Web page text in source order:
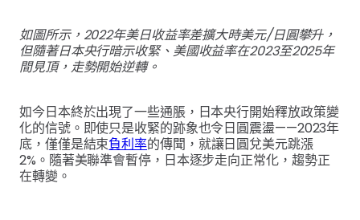
如圖所示，2022年美日收益率差擴大時美元/日圓攀升，
但隨著日本央行暗示收緊、美國收益率在2023至2025年
間見頂，走勢開始逆轉。
如今日本終於出現了一些通脹，日本央行開始釋放政策變
化的信號。即使只是收緊的跡象也令日圓震盪——2023年
底，僅僅是結束負利率的傳聞，就讓日圓兌美元跳漲
2%。隨著美聯準會暫停，日本逐步走向正常化，趨勢正
在轉變。